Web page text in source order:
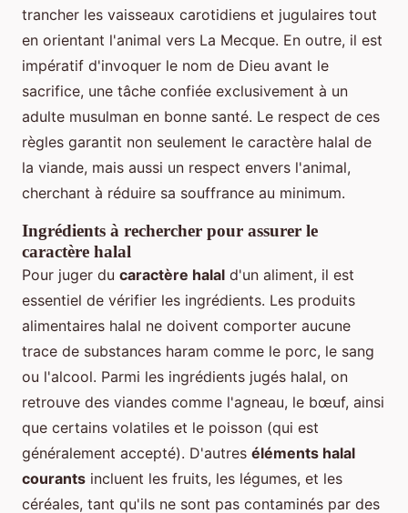
trancher les vaisseaux carotidiens et jugulaires tout
en orientant l'animal vers La Mecque. En outre, il est
impératif d'invoquer le nom de Dieu avant le
sacrifice, une tâche confiée exclusivement à un
adulte musulman en bonne santé. Le respect de ces
règles garantit non seulement le caractère halal de
la viande, mais aussi un respect envers l'animal,
cherchant à réduire sa souffrance au minimum.
Ingrédients à rechercher pour assurer le
caractère halal
Pour juger du caractère halal d'un aliment, il est
essentiel de vérifier les ingrédients. Les produits
alimentaires halal ne doivent comporter aucune
trace de substances haram comme le porc, le sang
ou l'alcool. Parmi les ingrédients jugés halal, on
retrouve des viandes comme l'agneau, le bœuf, ainsi
que certains volatiles et le poisson (qui est
généralement accepté). D'autres éléments halal
courants incluent les fruits, les légumes, et les
céréales, tant qu'ils ne sont pas contaminés par des